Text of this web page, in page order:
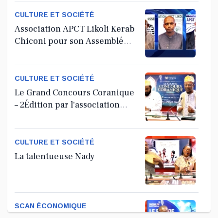
CULTURE ET SOCIÉTÉ
Association APCT Likoli Kerab
Chiconi pour son Assemblée
CULTURE ET SOCIÉTÉ
Le Grand Concours Coranique
– 2Édition par l'association
CULTURE ET SOCIÉTÉ
La talentueuse Nady
SCAN ÉCONOMIQUE